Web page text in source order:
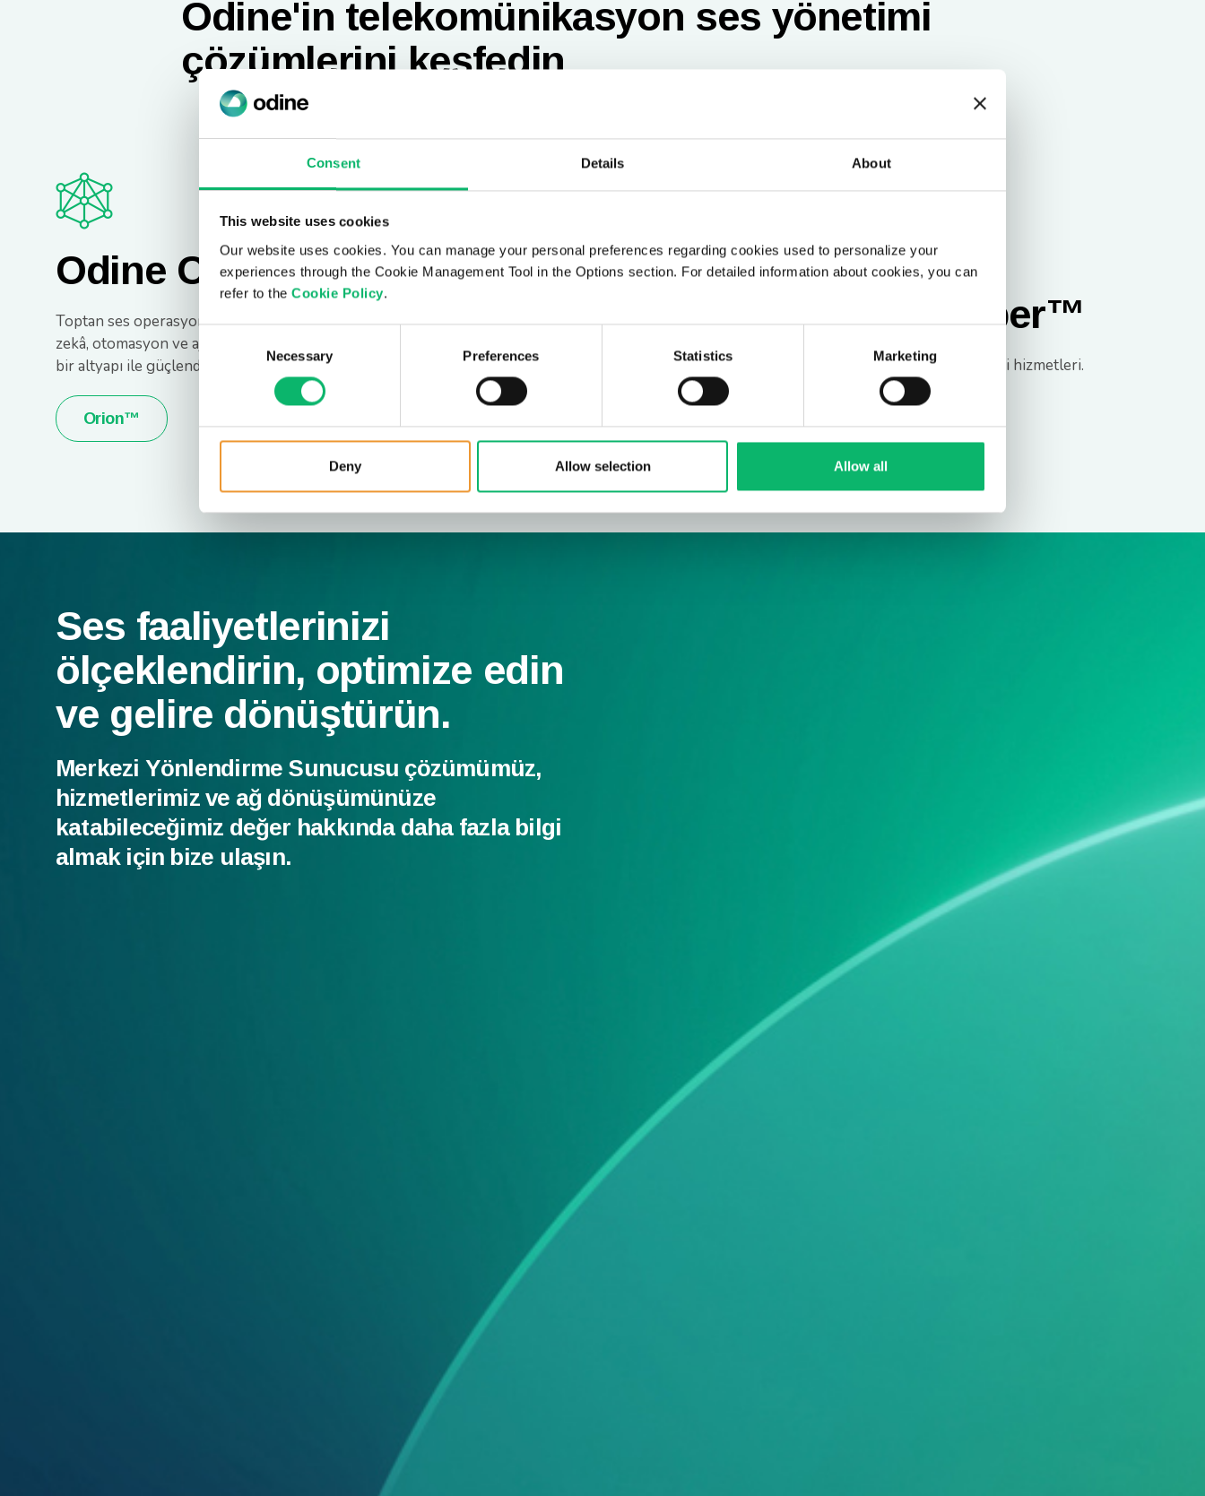
Consent Details About
This website uses cookies
Our website uses cookies. You can manage your personal preferences regarding cookies used to personalize your
experiences through the Cookie Management Tool in the Options section. For detailed information about cookies, you can
refer to the Cookie Policy.
Selection
Necessary Preferences Statistics Marketing
Deny Allow selection Allow all
Odine'in telekomünikasyon ses yönetimi
çözümlerini keşfedin
Odine Orion™
Toptan ses operasyonlarınızı gerçek zamanlı
zekâ, otomasyon ve ajan temelli mimariye hazır
bir altyapı ile güçlendirin.
Orion™
Odine Nebula™
& Nebula+™
Ses çözümleri yönetiminizi optimize edin.
Odine
Gatekeeper™
Güvenilir ve korumalı veri hizmetleri.
Ses faaliyetlerinizi
ölçeklendirin, optimize edin
ve gelire dönüştürün.
Merkezi Yönlendirme Sunucusu çözümümüz,
hizmetlerimiz ve ağ dönüşümünüze
katabileceğimiz değer hakkında daha fazla bilgi
almak için bize ulaşın.